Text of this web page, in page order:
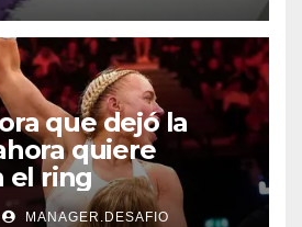
que dejó la
quiere
el ring​
MANAGER.DESAFIO